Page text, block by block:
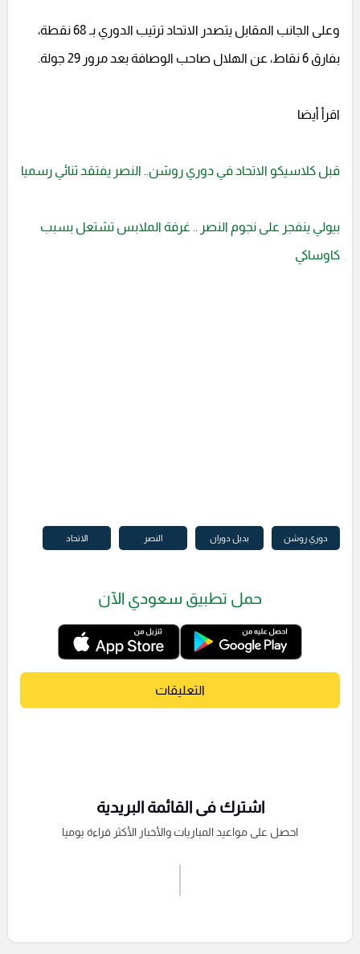
وعلى الجانب المقابل يتصدر الاتحاد ترتيب الدوري بـ 68 نقطة،
بفارق 6 نقاط، عن الهلال صاحب الوصافة بعد مرور 29 جولة.
اقرأ أيضا
قبل كلاسيكو الاتحاد في دوري روشن.. النصر يفتقد ثنائي رسميا
بيولي ينفجر على نجوم النصر .. غرفة الملابس تشتعل بسبب
كاوساكي
دوري روشن بديل دوران النصر الاتحاد
حمل تطبيق سعودي الآن
التعليقات
اشترك فى القائمة البريدية
احصل على مواعيد المباريات والأخبار الأكثر قراءة يوميا